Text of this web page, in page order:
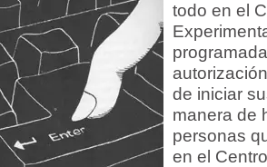
todo en el
de iniciar
manera de
personas
en el